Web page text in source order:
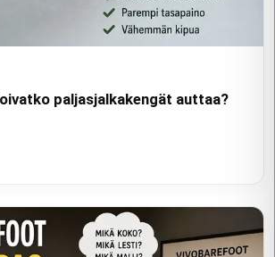
paljasjalkakengät auttaa?